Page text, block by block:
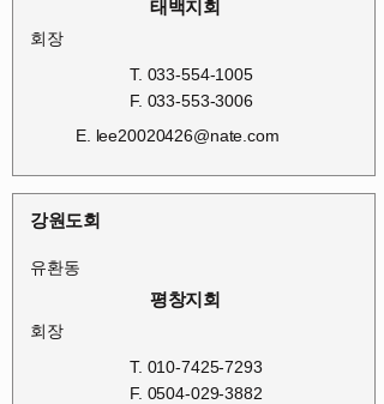
태백지회
회장
T. 033-554-1005
F. 033-553-3006
E. lee20020426@nate.com
강원도회
유환동
평창지회
회장
T. 010-7425-7293
F. 0504-029-3882